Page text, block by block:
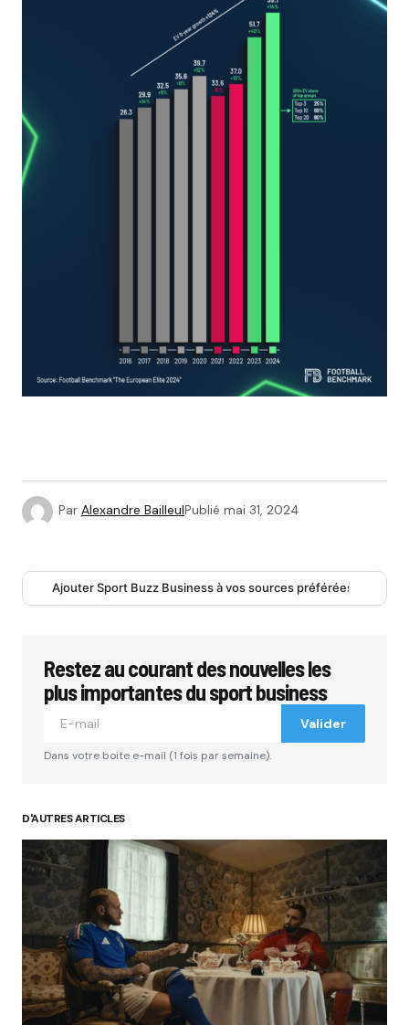
Par Alexandre BailleulPublié mai 31, 2024
Ajouter Sport Buzz Business à vos sources préférées
Restez au courant des nouvelles les
plus importantes du sport business
Valider
Dans votre boite e-mail (1 fois par semaine).
D'AUTRES ARTICLES